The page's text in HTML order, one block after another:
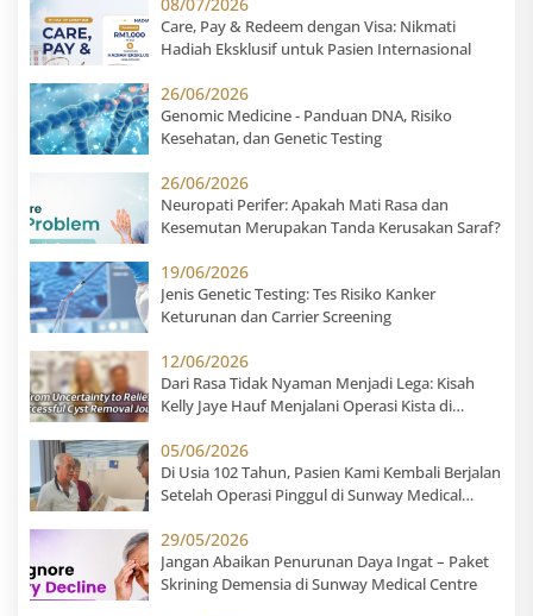
Care, Pay & Redeem dengan Visa: Nikmati
Hadiah Eksklusif untuk Pasien Internasional
26/06/2026
Genomic Medicine - Panduan DNA, Risiko
Kesehatan, dan Genetic Testing
26/06/2026
Neuropati Perifer: Apakah Mati Rasa dan
Kesemutan Merupakan Tanda Kerusakan Saraf?
19/06/2026
Jenis Genetic Testing: Tes Risiko Kanker
Keturunan dan Carrier Screening
12/06/2026
Dari Rasa Tidak Nyaman Menjadi Lega: Kisah
Kelly Jaye Hauf Menjalani Operasi Kista di
05/06/2026
Di Usia 102 Tahun, Pasien Kami Kembali Berjalan
Setelah Operasi Pinggul di Sunway Medical
29/05/2026
Jangan Abaikan Penurunan Daya Ingat – Paket
Skrining Demensia di Sunway Medical Centre